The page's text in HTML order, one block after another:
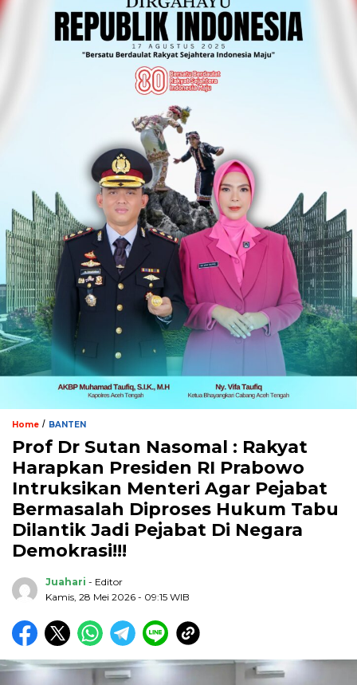
Home / BANTEN
Prof Dr Sutan Nasomal : Rakyat
Harapkan Presiden RI Prabowo
Intruksikan Menteri Agar Pejabat
Bermasalah Diproses Hukum Tabu
Dilantik Jadi Pejabat Di Negara
Demokrasi!!!
Juahari - Editor
Kamis, 28 Mei 2026 - 09:15 WIB